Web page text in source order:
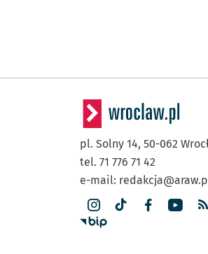
pl. Solny 14, 50-062
tel. 71 776 71 42
e-mail: